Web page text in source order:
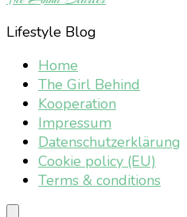
Lifestyle Blog
Home
The Girl Behind
Kooperation
Impressum
Datenschutzerklärung
Cookie policy (EU)
Terms & conditions